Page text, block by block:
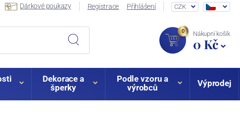
Dárkové poukazy Registrace Přihlášení CZK
0 Nákupní košík
0 Kč
Dekorace a
šperky
Podle vzoru a
výrobců
Výprodej